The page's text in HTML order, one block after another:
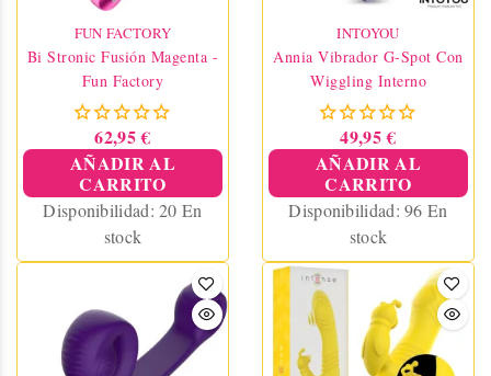
FUN FACTORY
Bi Stronic Fusión Magenta -
Fun Factory
62,95 €
AÑADIR AL
CARRITO
Disponibilidad:20 En
stock
INTOYOU
Annia Vibrador G-Spot Con
Wiggling Interno
49,95 €
AÑADIR AL
CARRITO
Disponibilidad:96 En
stock